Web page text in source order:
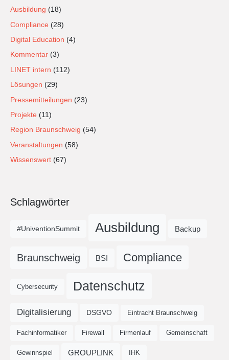
Ausbildung (18)
Compliance (28)
Digital Education (4)
Kommentar (3)
LINET intern (112)
Lösungen (29)
Pressemitteilungen (23)
Projekte (11)
Region Braunschweig (54)
Veranstaltungen (58)
Wissenswert (67)
Schlagwörter
#UniventionSummit Ausbildung Backup
Braunschweig BSI Compliance
Cybersecurity Datenschutz
Digitalisierung DSGVO Eintracht Braunschweig
Fachinformatiker Firewall Firmenlauf Gemeinschaft
Gewinnspiel GROUPLINK IHK